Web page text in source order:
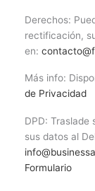
Derechos:
rectificación,
en:
Más info:
de Privacidad
DPD: Traslade
sus datos al
Formulario